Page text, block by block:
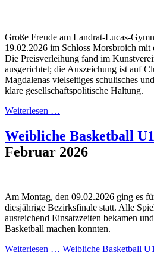
Große Freude am Landrat-Lucas-
19.02.2026 im Schloss Morsbroich
Die Preisverleihung fand im
ausgerichtet; die Auszeichung ist auf
Magdalenas vielseitiges schulisches
klare gesellschaftspolitische Haltung.
Weiterlesen …
Weibliche Basketball
Februar 2026
Am Montag, den 09.02.2026 ging es
diesjährige Bezirksfinale statt. Alle
ausreichend Einsatzzeiten bekamen
Basketball machen konnten.
Weiterlesen … Weibliche Basketball